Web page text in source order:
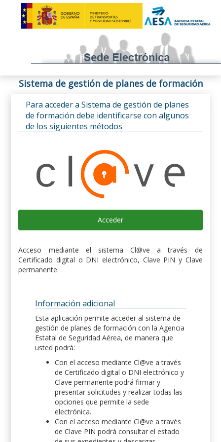
Sistema de gestión de planes de formación
Para acceder a Sistema de gestión de planes
de formación debe identificarse con algunos
de los siguientes métodos
Acceder
Acceso mediante el sistema Cl@ve a través de
Certificado digital o DNI electrónico, Clave PIN y Clave
permanente.
Información adicional
Esta aplicación permite acceder al sistema de
gestión de planes de formación con la Agencia
Estatal de Seguridad Aérea, de manera que
usted podrá:
Con el acceso mediante Cl@ve a través
de Certificado digital o DNI electrónico y
Clave permanente podrá firmar y
presentar solicitudes y realizar todas las
opciones que permite la sede
electrónica.
Con el acceso mediante Cl@ve a través
de Clave PIN podrá consultar el estado